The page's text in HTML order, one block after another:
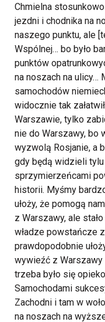
Chmielna
jezdni i chodnika na
naszego punktu, ale
Wspólnej… bo było
punktów
na noszach na ulicy…
samochodów
widocznie tak
Warszawie, tylko
nie do Warszawy, bo
wyzwolą Rosjanie, a
gdy będą widzieli tylu
sprzymierzeńcami
historii. Myśmy
ułoży, że pomogą
z Warszawy, ale
władze powstańcze
prawdopodobnie
wywieźć z Warszawy
trzeba było się
Samochodami
Zachodni i tam w
na noszach na